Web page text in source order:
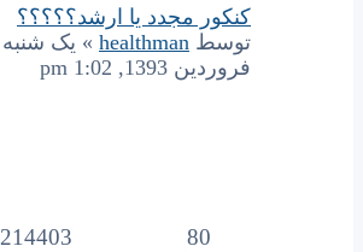
کنکور مجدد یا ارشد؟؟؟؟؟
توسط healthman
فروردین 1393, 1:02 pm
80
214403